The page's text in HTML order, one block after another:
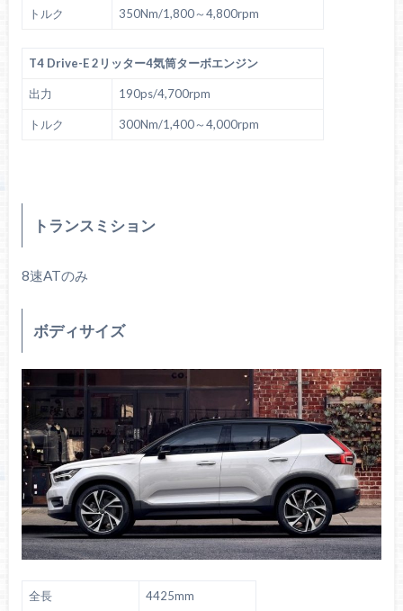
トルク 350Nm/1,800～4,800rpm
T4 Drive-E 2リッター4気筒ターボエンジン
出力 190ps/4,700rpm
トルク 300Nm/1,400～4,000rpm
トランスミション
8速ATのみ
ボディサイズ
全長 4425mm